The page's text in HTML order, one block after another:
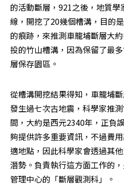
的活動斷層，921之後，地質
線，開挖了20幾個槽溝，目的
的痕跡，來推測車籠埔斷層大
投的竹山槽溝，因為保留了最
層保存園區。
從槽溝開挖結果得知，車籠埔
發生過七次古地震，科學家推
間，大約是西元2340年，正負
夠提供許多重要資訊，不過費
適地點，因此科學家會透過其
潛勢。負責執行這方面工作的
管理中心的「斷層觀測科」。